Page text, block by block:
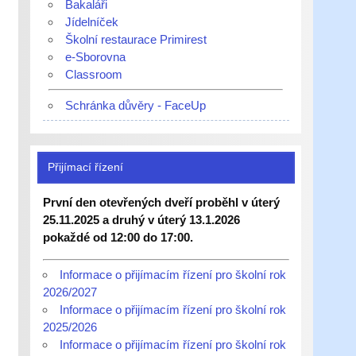
Bakaláři
Jídelníček
Školní restaurace Primirest
e-Sborovna
Classroom
Schránka důvěry - FaceUp
Přijímací řízení
První den otevřených dveří proběhl v úterý
25.11.2025 a druhý v úterý 13.1.2026
pokaždé od 12:00 do 17:00.
Informace o přijímacím řízení pro školní rok
2026/2027
Informace o přijímacím řízení pro školní rok
2025/2026
Informace o přijímacím řízení pro školní rok